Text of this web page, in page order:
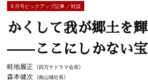
9 月号ピックアップ記事 ／対談
かくして我が郷土を
——ここにしかない宝
畦地履正 （四万十ドラマ会長）
森本健次 （南山城社長）